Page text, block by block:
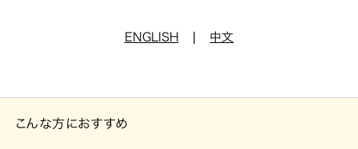
ENGLISH 中文
こんな方におすすめ